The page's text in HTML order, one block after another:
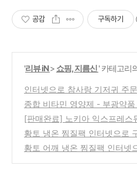
공감 구독하기
'리뷰 iN> 쇼핑, 지름신' 카테고리
인터넷으로 참사랑 기저귀 주
종합 비타민 영양제 - 부광약품
정
(0)
[판매완료] 노키아 익스프레스
800 XpressMusic) 리모콘과
(4)
황토 냉온 찜질팩 인터넷으로
황토 어깨 냉온 찜질팩 인터넷